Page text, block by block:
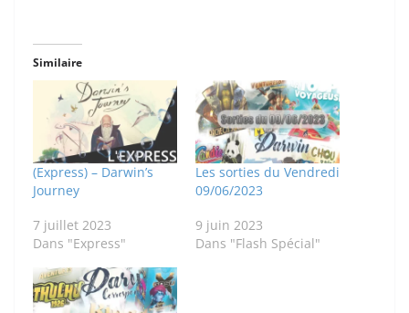
Similaire
(Express) – Darwin’s
Journey
7 juillet 2023
Dans "Express"
Les sorties du Vendredi
09/06/2023
9 juin 2023
Dans "Flash Spécial"